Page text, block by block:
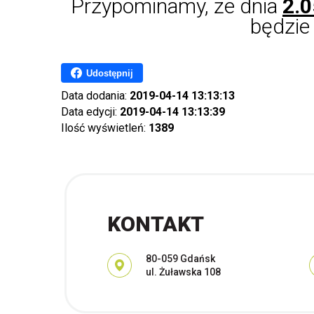
Przypominamy, że dnia
będzie
Udostępnij
Data dodania: 2019-04-14 13:13:13
Data edycji: 2019-04-14 13:13:39
Ilość wyświetleń: 1389
KONTAKT
Adres pocztowy:
80-059 Gdańsk
ul. Żuławska 108